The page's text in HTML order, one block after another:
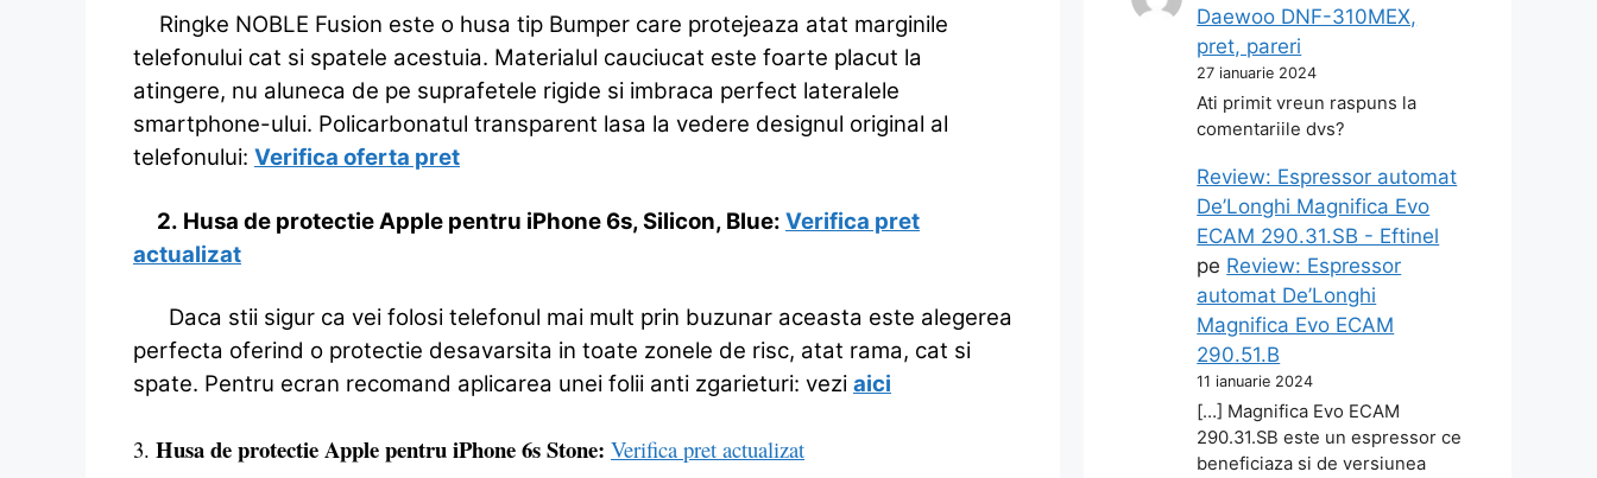
Ringke NOBLE Fusion este o husa tip Bumper care protejeaza atat marginile
telefonului cat si spatele acestuia. Materialul cauciucat este foarte placut la
atingere, nu aluneca de pe suprafetele rigide si imbraca perfect lateralele
smartphone-ului. Policarbonatul transparent lasa la vedere designul original al
telefonului: Verifica oferta pret
2. Husa de protectie Apple pentru iPhone 6s, Silicon, Blue: Verifica pret
actualizat
Daca stii sigur ca vei folosi telefonul mai mult prin buzunar aceasta este alegerea
perfecta oferind o protectie desavarsita in toate zonele de risc, atat rama, cat si
spate. Pentru ecran recomand aplicarea unei folii anti zgarieturi: vezi aici
3. Husa de protectie Apple pentru iPhone 6s Stone: Verifica pret actualizat
Daewoo DNF-310MEX,
pret, pareri
27 ianuarie 2024
Ati primit vreun raspuns la
comentariile dvs?
Review: Espressor automat
De’Longhi Magnifica Evo
ECAM 290.31.SB - Eftinel
pe Review: Espressor
automat De’Longhi
Magnifica Evo ECAM
290.51.B
11 ianuarie 2024
[…] Magnifica Evo ECAM
290.31.SB este un espressor ce
beneficiaza si de versiunea